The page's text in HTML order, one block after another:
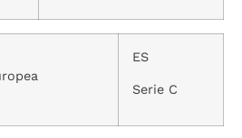
ES
Serie C